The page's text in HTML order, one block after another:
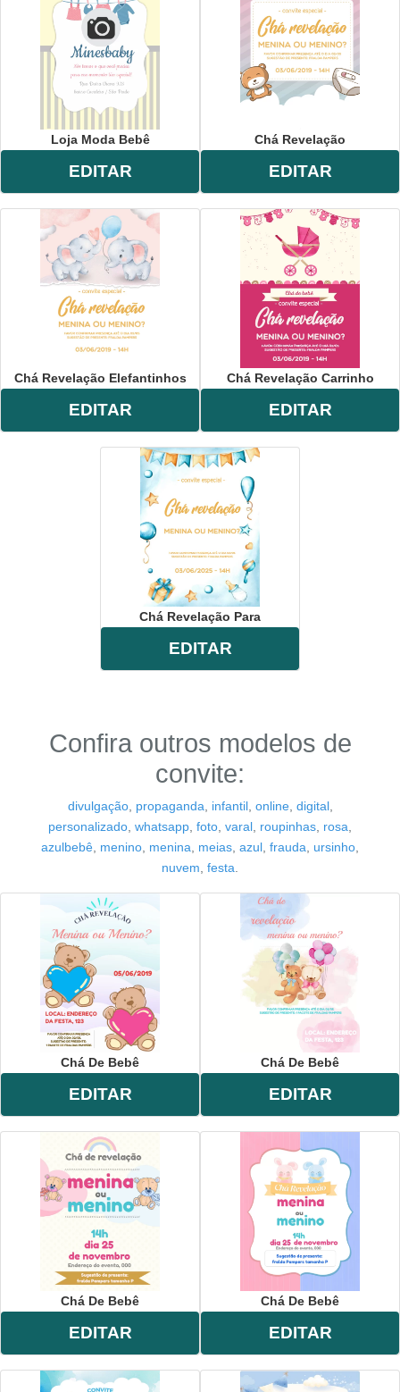
Loja Moda Bebê
EDITAR
Chá Revelação
EDITAR
Chá Revelação Elefantinhos
EDITAR
Chá Revelação Carrinho
EDITAR
Chá Revelação Para
EDITAR
Confira outros modelos de
convite:
divulgação, propaganda infantil, online, digital,
personalizado whatsapp foto varal roupinhas rosa
azulbebê menino menina meias azul frauda ursinho
nuvem festa
Chá De Bebê
EDITAR
Chá De Bebê
EDITAR
Chá De Bebê
EDITAR
Chá De Bebê
EDITAR